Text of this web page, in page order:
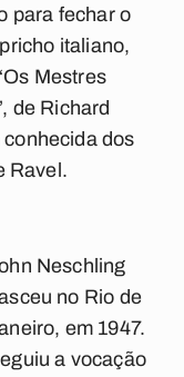
para fechar o
italiano,
Mestres
de Richard
dos
Ravel.
Neschling
no Rio de
em 1947.
a vocação